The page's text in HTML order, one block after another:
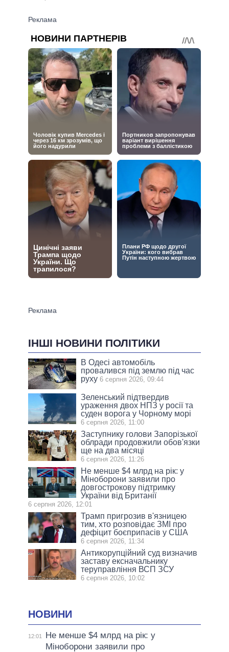
ІНШІ НОВИНИ ПОЛІТИКИ
В Одесі автомобіль
провалився під землю під час
руху 6 серпня 2026, 09:44
Зеленський підтвердив
ураження двох НПЗ у росії та
суден ворога у Чорному морі
6 серпня 2026, 11:00
Заступнику голови Запорізької
облради продовжили обов'язки
ще на два місяці
6 серпня 2026, 11:26
Не менше $4 млрд на рік: у
Міноборони заявили про
довгострокову підтримку
України від Британії
6 серпня 2026, 12:01
Трамп пригрозив в'язницею
тим, хто розповідає ЗМІ про
дефіцит боєприпасів у США
6 серпня 2026, 11:34
Антикорупційний суд визначив
заставу ексначальнику
теруправління ВСП ЗСУ
6 серпня 2026, 10:02
НОВИНИ
12:01
Не менше $4 млрд на рік: у
Міноборони заявили про